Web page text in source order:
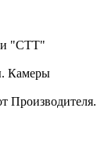
"СТТ"
Камеры
Производителя.